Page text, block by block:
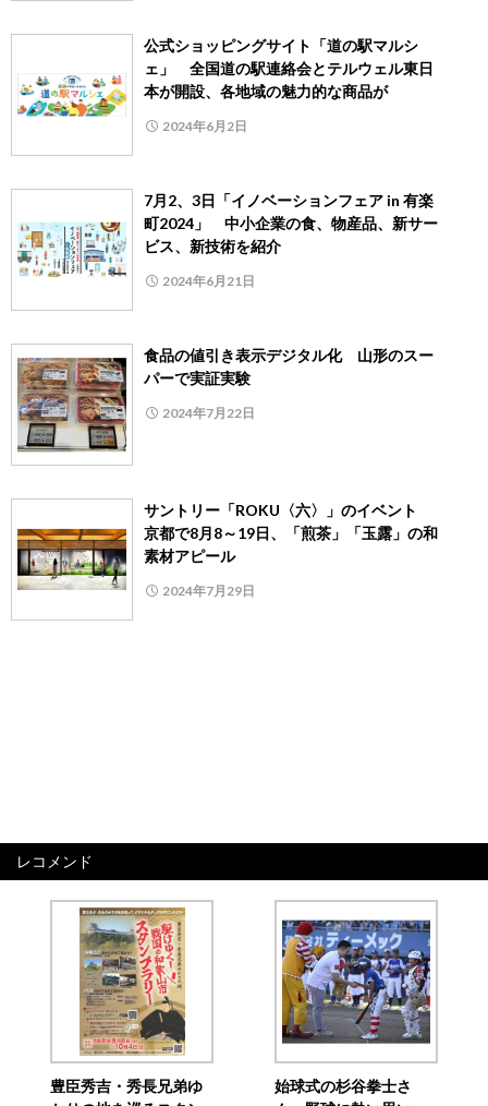
公式ショッピングサイト「道の駅マルシ
ェ」 全国道の駅連絡会とテルウェル東日
本が開設、各地域の魅力的な商品が
2024年6月2日
7月2、3日「イノベーションフェア in 有楽
町2024」 中小企業の食、物産品、新サー
ビス、新技術を紹介
2024年6月21日
食品の値引き表示デジタル化 山形のスー
パーで実証実験
2024年7月22日
サントリー「ROKU〈六〉」のイベント
京都で8月8～19日、「煎茶」「玉露」の和
素材アピール
2024年7月29日
レコメンド
豊臣秀吉・秀長兄弟ゆ
始球式の杉谷拳士さ